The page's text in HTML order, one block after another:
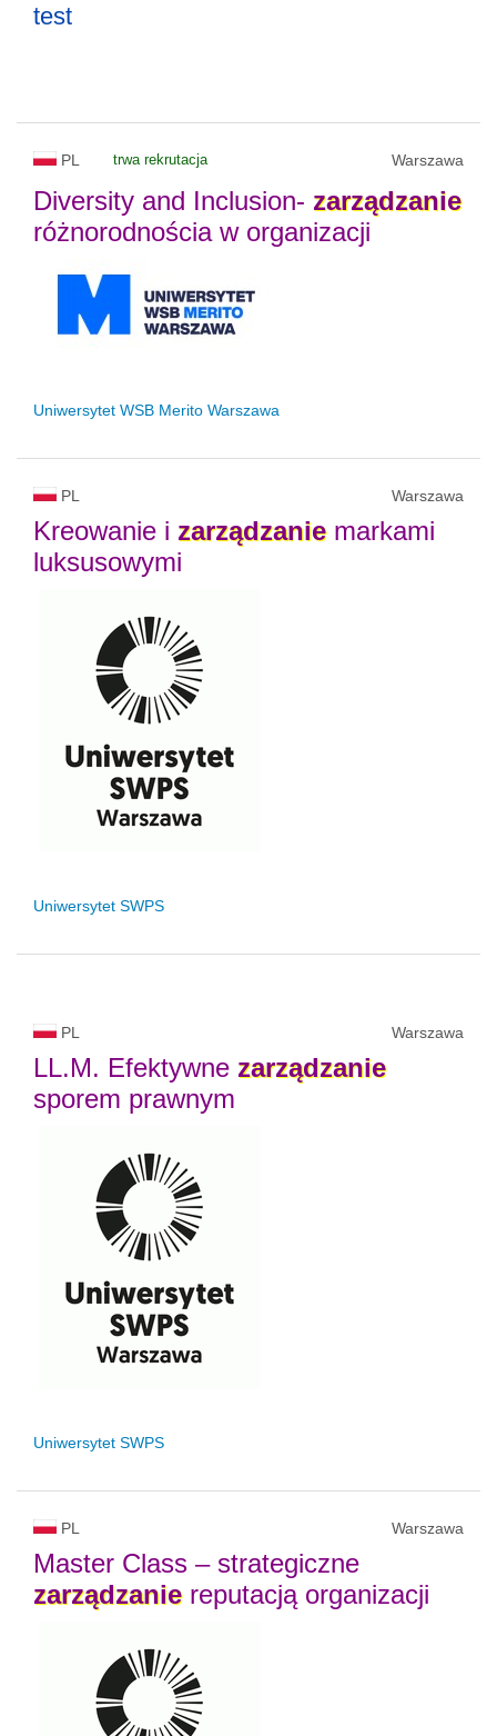
test
PL trwa rekrutacja Warszawa
Diversity and Inclusion- zarządzanie
różnorodnościa w organizacji
Uniwersytet WSB Merito Warszawa
PL Warszawa
Kreowanie i zarządzaniemarkami
luksusowymi
Uniwersytet SWPS
PL Warszawa
LL.M. Efektywne zarządzanie
sporem prawnym
Uniwersytet SWPS
PL Warszawa
Master Class – strategiczne
zarządzaniereputacją organizacji